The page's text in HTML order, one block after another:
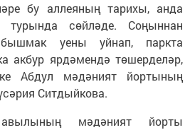
бу аллеяның тарихы, анда
турында сөйләде. Соңыннан
уены уйнап, паркта
акбур ярдәмендә төшерделәр,
Абдул мәдәният йортының
Ситдыйкова.
мәдәният йорты